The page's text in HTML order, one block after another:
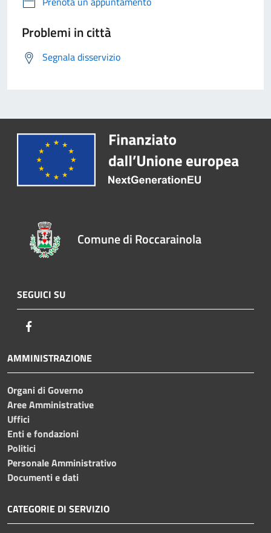
Problemi in città
Segnala disservizio
Comune di Roccarainola
SEGUICI SU
AMMINISTRAZIONE
Organi di Governo
Aree Amministrative
Uffici
Enti e fondazioni
Politici
Personale Amministrativo
Documenti e dati
CATEGORIE DI SERVIZIO